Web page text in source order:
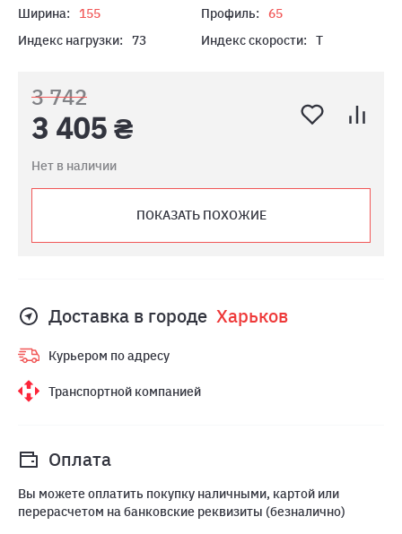
Ширина:
155 Профиль:
65
Индекс нагрузки:
73 Индекс скорости: T
3 742
3 405 ₴
Нет в наличии
ПОКАЗАТЬ ПОХОЖИЕ
Доставка в городе Харьков
Курьером по адресу
Транспортной компанией
Оплата
Вы можете оплатить покупку наличными, картой или
перерасчетом на банковские реквизиты (безналично)